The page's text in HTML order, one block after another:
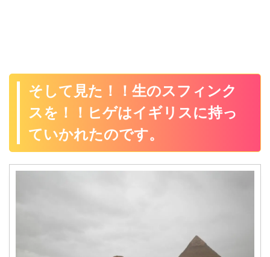
そして見た！！生のスフィンク
スを！！ヒゲはイギリスに持っ
ていかれたのです。